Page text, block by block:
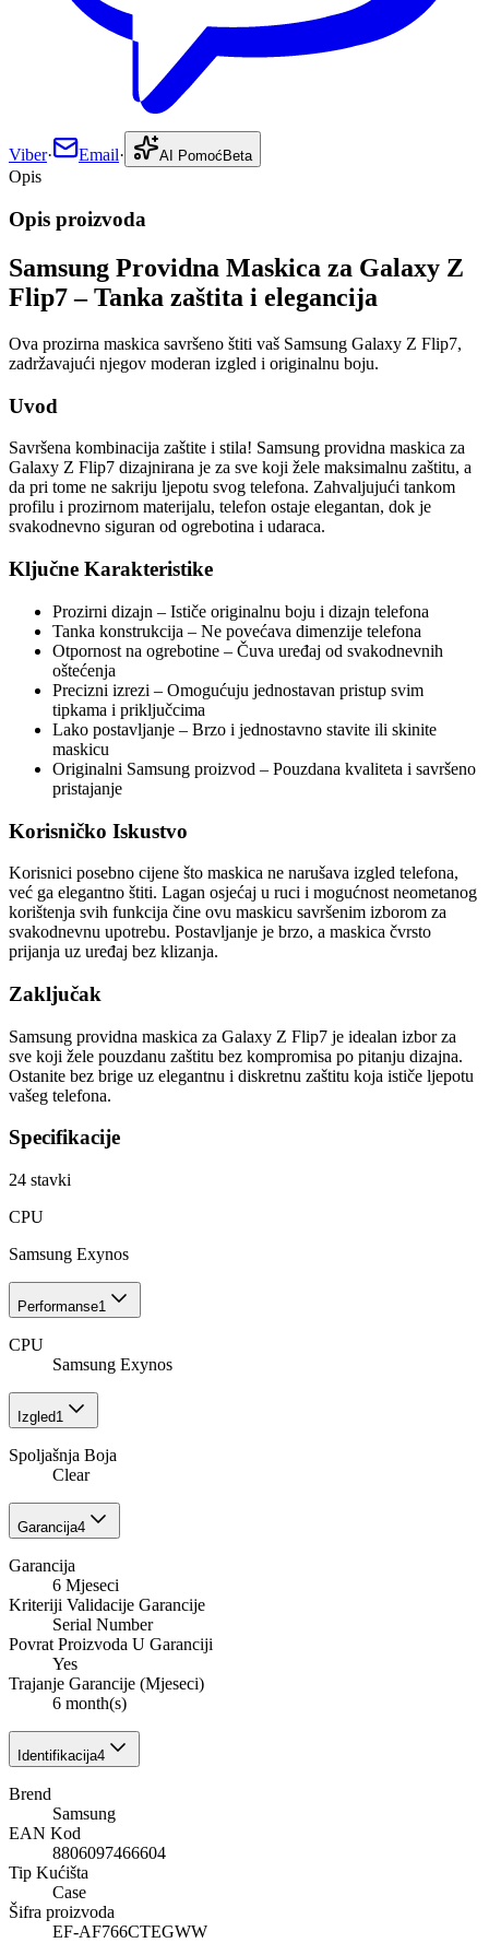
Viber· Email· AI Pomoć Beta
Opis
Opis proizvoda
Samsung Providna Maskica za Galaxy Z
Flip7 – Tanka zaštita i elegancija
Ova prozirna maskica savršeno štiti vaš Samsung Galaxy Z Flip7,
zadržavajući njegov moderan izgled i originalnu boju.
Uvod
Savršena kombinacija zaštite i stila! Samsung providna maskica za
Galaxy Z Flip7 dizajnirana je za sve koji žele maksimalnu zaštitu, a
da pri tome ne sakriju ljepotu svog telefona. Zahvaljujući tankom
profilu i prozirnom materijalu, telefon ostaje elegantan, dok je
svakodnevno siguran od ogrebotina i udaraca.
Ključne Karakteristike
Prozirni dizajn – Ističe originalnu boju i dizajn telefona
Tanka konstrukcija – Ne povećava dimenzije telefona
Otpornost na ogrebotine – Čuva uređaj od svakodnevnih
oštećenja
Precizni izrezi – Omogućuju jednostavan pristup svim
tipkama i priključcima
Lako postavljanje – Brzo i jednostavno stavite ili skinite
maskicu
Originalni Samsung proizvod – Pouzdana kvaliteta i savršeno
pristajanje
Korisničko Iskustvo
Korisnici posebno cijene što maskica ne narušava izgled telefona,
već ga elegantno štiti. Lagan osjećaj u ruci i mogućnost neometanog
korištenja svih funkcija čine ovu maskicu savršenim izborom za
svakodnevnu upotrebu. Postavljanje je brzo, a maskica čvrsto
prijanja uz uređaj bez klizanja.
Zaključak
Samsung providna maskica za Galaxy Z Flip7 je idealan izbor za
sve koji žele pouzdanu zaštitu bez kompromisa po pitanju dizajna.
Ostanite bez brige uz elegantnu i diskretnu zaštitu koja ističe ljepotu
vašeg telefona.
Specifikacije
24 stavki
CPU
Samsung Exynos
Performanse1
CPU
Samsung Exynos
Izgled1
Spoljašnja Boja
Clear
Garancija4
Garancija
6 Mjeseci
Kriteriji Validacije Garancije
Serial Number
Povrat Proizvoda U Garanciji
Yes
Trajanje Garancije (Mjeseci)
6 month(s)
Identifikacija4
Brend
Samsung
EAN Kod
8806097466604
Tip Kućišta
Case
Šifra proizvoda
EF-AF766CTEGWW